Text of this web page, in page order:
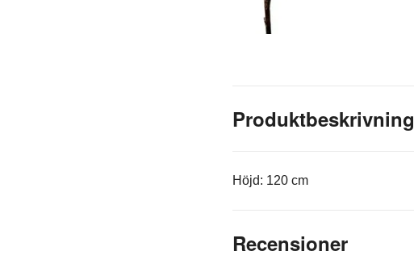
Produktbeskrivning
Höjd: 120 cm
Recensioner